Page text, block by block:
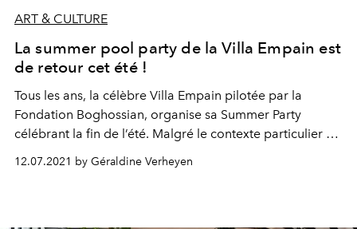
ART & CULTURE
La summer pool party de la Villa Empain est
de retour cet été !
Tous les ans, la célèbre Villa Empain pilotée par la
Fondation Boghossian, organise sa Summer Party
célébrant la fin de l’été. Malgré le contexte particulier de
12.07.2021 by Géraldine Verheyen